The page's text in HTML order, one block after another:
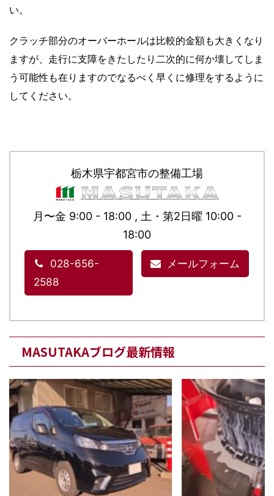
い。
クラッチ部分のオーバーホールは比較的金額も大きくなり
ますが、走行に支障をきたしたり二次的に何か壊してしま
う可能性も在りますのでなるべく早くに修理をするように
してください。
栃木県宇都宮市の整備工場
月〜金 9:00 - 18:00 , 土・第2日曜 10:00 -
18:00
028-656-
2588
メールフォーム
MASUTAKAブログ最新情報